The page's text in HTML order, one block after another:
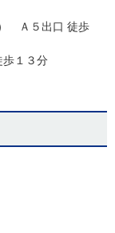
Ａ５出口 徒歩
１３分